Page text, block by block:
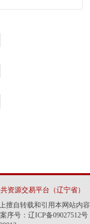
资源交易平台（辽宁省）
擅自转载和引用本网站内容
序号：辽ICP备09027512号